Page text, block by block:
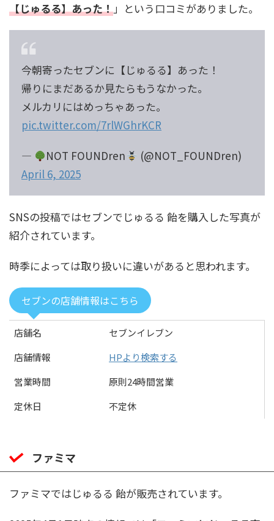
【じゅるる】あった！」という口コミがありました。
今朝寄ったセブンに【じゅるる】あった！
帰りにまだあるか見たらもうなかった。
メルカリにはめっちゃあった。
pic.twitter.com/7rlWGhrKCR
—
NOT FOUNDren
(@NOT_FOUNDren)
April 6, 2025
SNSの投稿ではセブンでじゅるる 飴を購入した写真が
紹介されています。
時季によっては取り扱いに違いがあると思われます。
セブンの店舗情報はこちら
店舗名
セブンイレブン
店舗情報
HPより検索する
営業時間
原則24時間営業
定休日
不定休
ファミマ
ファミマではじゅるる 飴が販売されています。